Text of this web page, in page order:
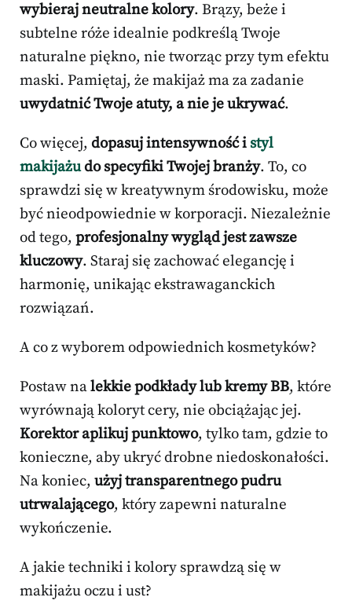
wybieraj neutralne kolory. Brązy, beże i
subtelne róże idealnie podkreślą Twoje
naturalne piękno, nie tworząc przy tym efektu
maski. Pamiętaj, że makijaż ma za zadanie
uwydatnić Twoje atuty, a nie je ukrywać.
Co więcej, dopasuj intensywność istyl
makijażudo specyfiki Twojej branży. To, co
sprawdzi się w kreatywnym środowisku, może
być nieodpowiednie w korporacji. Niezależnie
od tego, profesjonalny wygląd jest zawsze
kluczowy. Staraj się zachować elegancję i
harmonię, unikając ekstrawaganckich
rozwiązań.
A co z wyborem odpowiednich kosmetyków?
Postaw nalekkie podkłady lub kremy BB, które
wyrównają koloryt cery, nie obciążając jej.
Korektor aplikuj punktowo, tylko tam, gdzie to
konieczne, aby ukryć drobne niedoskonałości.
Na koniec, użyj transparentnego pudru
utrwalającego, który zapewni naturalne
wykończenie.
A jakie techniki i kolory sprawdzą się w
makijażu oczu i ust?